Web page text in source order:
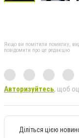
Якщо ви помітили помилку,
повідомити про це редакцію
Авторизуйтесь, щоб
Діліться цією